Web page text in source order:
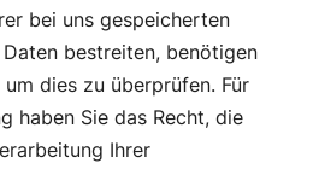
bei uns gespeicherten
bestreiten, benötigen
dies zu überprüfen. Für
haben Sie das Recht, die
Ihrer